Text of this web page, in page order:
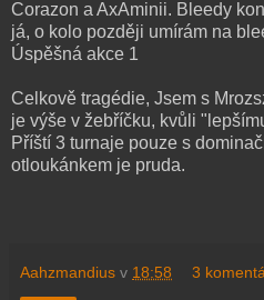
Corazon a AxAminii. Bleedy
já, o kolo později umírám na
Úspěšná akce 1
Celkově tragédie, Jsem s
je výše v žebříčku, kvůli
Příští 3 turnaje pouze s
otloukánkem je pruda.
Aahzmandius v 18:58 3